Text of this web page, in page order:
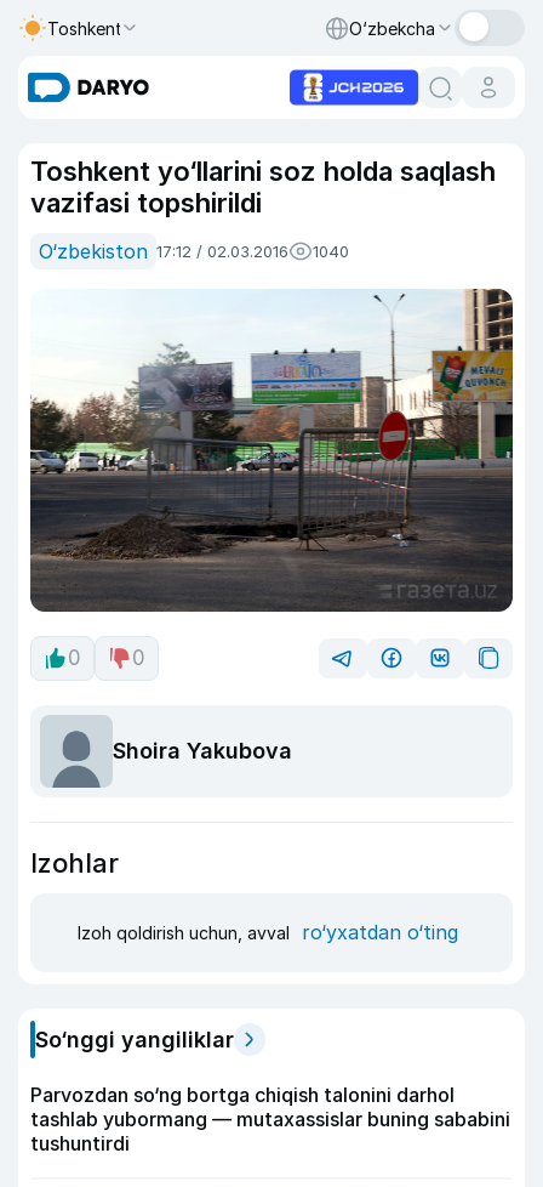
Toshkent O‘zbekcha
Toshkent yo‘llarini soz holda saqlash
vazifasi topshirildi
O‘zbekiston 17:12 / 02.03.2016 1040
0 0
Shoira Yakubova
Izohlar
Izoh qoldirish uchun, avval ro‘yxatdan o‘ting
So‘nggi yangiliklar
Parvozdan so‘ng bortga chiqish talonini darhol
tashlab yubormang — mutaxassislar buning sababini
tushuntirdi